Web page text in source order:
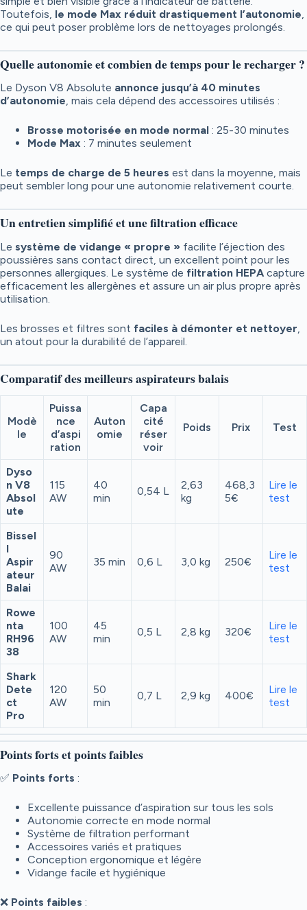
Toutefois, le mode Max réduit drastiquement l’autonomie,
ce qui peut poser problème lors de nettoyages prolongés.
Quelle autonomie et combien de temps pour le recharger ?
Le Dyson V8 Absolute annonce jusqu’à 40 minutes
d’autonomie, mais cela dépend des accessoires utilisés :
Brosse motorisée en mode normal : 25-30 minutes
Mode Max : 7 minutes seulement
Le temps de charge de 5 heures est dans la moyenne, mais
peut sembler long pour une autonomie relativement courte.
Un entretien simplifié et une filtration efficace
Le système de vidange « propre » facilite l’éjection des
poussières sans contact direct, un excellent point pour les
personnes allergiques. Le système de filtration HEPA capture
efficacement les allergènes et assure un air plus propre après
utilisation.
Les brosses et filtres sont faciles à démonter et nettoyer
un atout pour la durabilité de l’appareil.
Comparatif des meilleurs aspirateurs balais
Modè
le
Puissa
nce
d’aspi
ration
Auton
omie
Capa
cité
réser
voir
Poids Prix Test
Dyso
n V8
Absol
ute
115
AW
40
min
0,54 L
2,63
kg
468,3
5€
Lire le
test
Bissel
l
Aspir
ateur
Balai
90
AW
35 min 0,6 L 3,0 kg 250€
Lire le
test
Rowe
nta
RH96
38
100
AW
45
min
0,5 L 2,8 kg 320€
Lire le
test
Shark
Dete
ct
Pro
120
AW
50
min
0,7 L 2,9 kg 400€
Lire le
test
Points forts et points faibles
✅ Points forts :
Excellente puissance d’aspiration sur tous les sols
Autonomie correcte en mode normal
Système de filtration performant
Accessoires variés et pratiques
Conception ergonomique et légère
Vidange facile et hygiénique
❌ Points faibles :